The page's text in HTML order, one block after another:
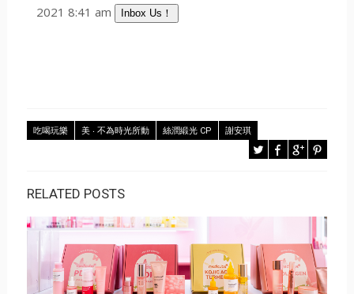
2021 8:41 am Inbox Us！
吃喝玩樂 美 ‧ 不為時光所動 絲潤緞光 CP 謝安琪
RELATED POSTS